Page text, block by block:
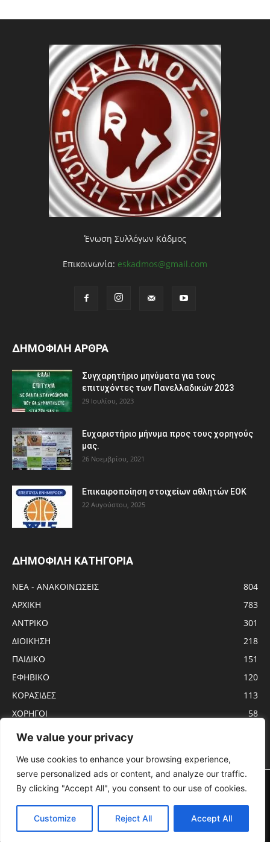
We value your privacy
We use cookies to enhance your browsing experience,
serve personalized ads or content, and analyze our traffic.
By clicking "Accept All", you consent to our use of cookies.
Customize Reject All Accept All
Ένωση Συλλόγων Κάδμος
Επικοινωνία: eskadmos@gmail.com
ΔΗΜΟΦΙΛΗ ΑΡΘΡΑ
Συγχαρητήριο μηνύματα για τους
επιτυχόντες των Πανελλαδικών 2023
29 Ιουλίου, 2023
Ευχαριστήριο μήνυμα προς τους χορηγούς
μας.
26 Νοεμβρίου, 2021
Eπικαιροποίηση στοιχείων αθλητών ΕΟΚ
22 Αυγούστου, 2025
ΔΗΜΟΦΙΛΗ ΚΑΤΗΓΟΡΙΑ
ΝΕΑ - ΑΝΑΚΟΙΝΩΣΕΙΣ
804
ΑΡΧΙΚΗ
783
ΑΝTΡΙΚΟ
301
ΔΙΟΙΚΗΣΗ
218
ΠΑΙΔΙΚΟ
151
ΕΦΗΒΙΚΟ
120
ΚΟΡΑΣΙΔΕΣ
113
ΧΟΡΗΓΟΙ
58
ΝΕΑΝΙΔΕΣ
Αρχική ΑΝTΡΙΚΟ ΝΕΑ – ΑΝΑΚΟΙΝΩΣΕΙΣ
ΓΥΝΑΙΚΩΝ
ΕΦΗΒΙΚΟ
ΠΑΙΔΙΚΟ ΚΟΡΑΣΙΔΕΣ
ΠΡΟΓΡΑΜΜΑ ΑΓΩΝΩΝ
ΕΡΓΑΣΙΑΚΟ
© KADMOS BC - 2020